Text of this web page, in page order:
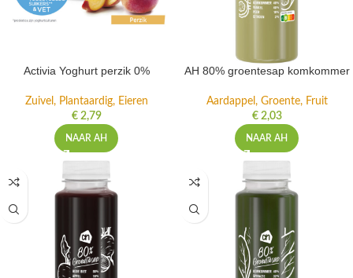
Activia Yoghurt perzik 0%
Zuivel, Plantaardig, Eieren
€2,79
NAAR AH
AH 80% groentesap komkommer
Aardappel, Groente, Fruit
€2,03
NAAR AH